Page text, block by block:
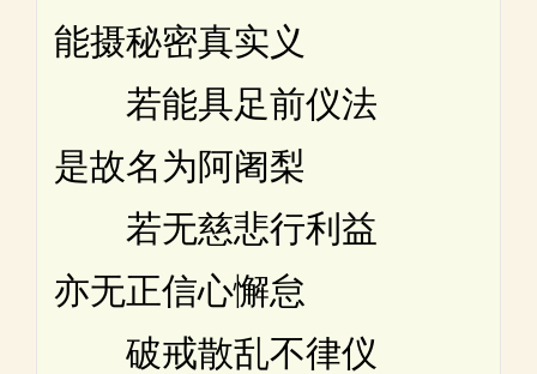
能摄秘密真实义
若能具足前仪法
是故名为阿阇梨
若无慈悲行利益
亦无正信心懈怠
破戒散乱不律仪